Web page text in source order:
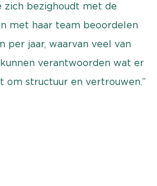
zich bezighoudt met de
met haar team beoordelen
per jaar, waarvan veel van
verantwoorden wat er
om structuur en vertrouwen.”